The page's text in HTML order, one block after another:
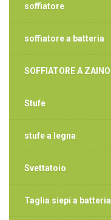
soffiatore
soffiatore a batteria
SOFFIATORE A ZAINO
Stufe
stufe a legna
Svettatoio
Taglia siepi a batteria